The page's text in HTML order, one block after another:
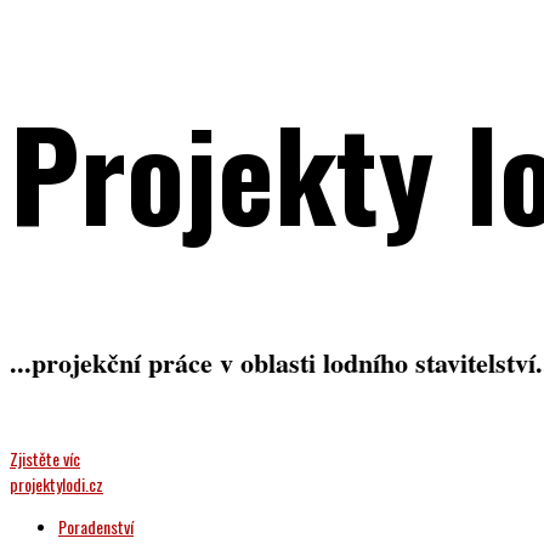
Projekty
...projekční práce v oblasti lodního
Zjistěte víc
projektylodi.cz
Poradenství